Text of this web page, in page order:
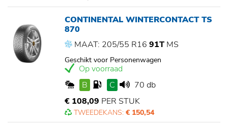
CONTINENTAL WINTERCONTACT TS
870
MAAT: 205/55 R16 91T MS
Geschikt voor Personenwagen
Op voorraad
B
C
70 db
€ 108,09 PER STUK
TWEEDEKANS: € 150,54